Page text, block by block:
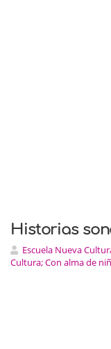
Historias
Escuela Nueva
Cultura; Con alma de